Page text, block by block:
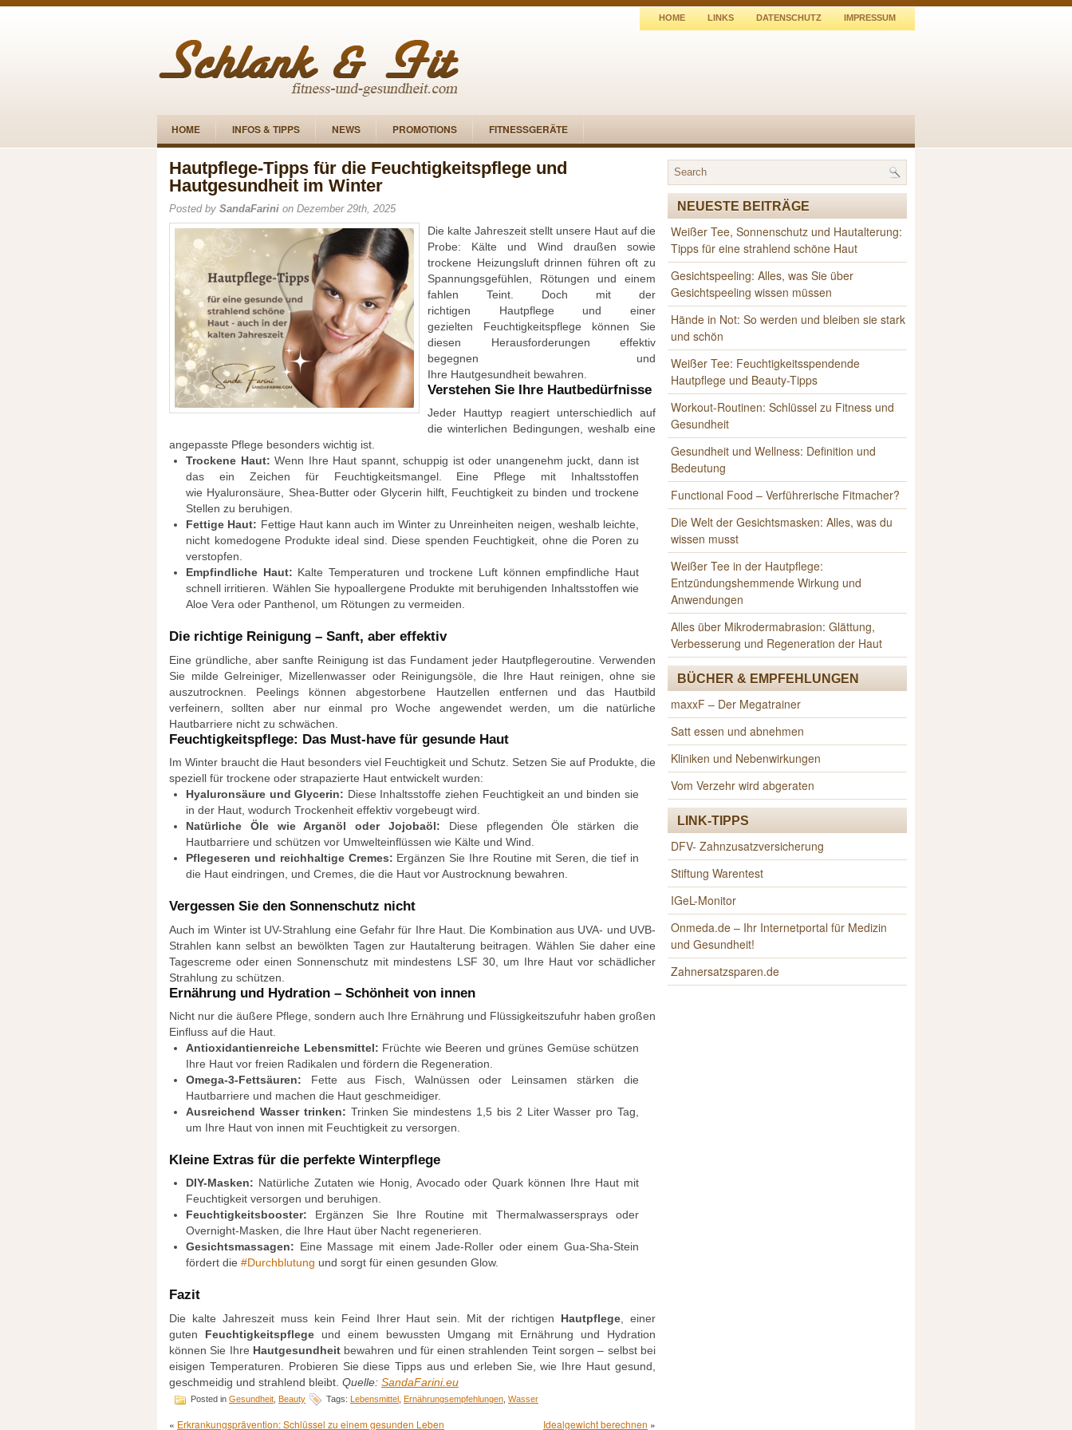
HOME LINKS DATENSCHUTZ IMPRESSUM
HOME INFOS & TIPPS NEWS PROMOTIONS FITNESSGERÄTE
Hautpflege-Tipps für die Feuchtigkeitspflege und
Hautgesundheit im Winter
Posted by SandaFarini on Dezember 29th, 2025
Die kalte Jahreszeit stellt unsere Haut auf die
Probe: Kälte und Wind draußen sowie
trockene Heizungsluft drinnen führen oft zu
Spannungsgefühlen, Rötungen und einem
fahlen Teint. Doch mit der
richtigen Hautpflege und einer
gezielten Feuchtigkeitspflege können Sie
diesen Herausforderungen effektiv
begegnen und
Ihre Hautgesundheit bewahren.
Verstehen Sie Ihre Hautbedürfnisse
Jeder Hauttyp reagiert unterschiedlich auf
die winterlichen Bedingungen, weshalb eine
angepasste Pflege besonders wichtig ist.
Trockene Haut: Wenn Ihre Haut spannt, schuppig ist oder unangenehm juckt, dann ist
das ein Zeichen für Feuchtigkeitsmangel. Eine Pflege mit Inhaltsstoffen
wie Hyaluronsäure, Shea-Butter oder Glycerin hilft, Feuchtigkeit zu binden und trockene
Stellen zu beruhigen.
Fettige Haut: Fettige Haut kann auch im Winter zu Unreinheiten neigen, weshalb leichte,
nicht komedogene Produkte ideal sind. Diese spenden Feuchtigkeit, ohne die Poren zu
verstopfen.
Empfindliche Haut: Kalte Temperaturen und trockene Luft können empfindliche Haut
schnell irritieren. Wählen Sie hypoallergene Produkte mit beruhigenden Inhaltsstoffen wie
Aloe Vera oder Panthenol, um Rötungen zu vermeiden.
Die richtige Reinigung – Sanft, aber effektiv
Eine gründliche, aber sanfte Reinigung ist das Fundament jeder Hautpflegeroutine. Verwenden
Sie milde Gelreiniger, Mizellenwasser oder Reinigungsöle, die Ihre Haut reinigen, ohne sie
auszutrocknen. Peelings können abgestorbene Hautzellen entfernen und das Hautbild
verfeinern, sollten aber nur einmal pro Woche angewendet werden, um die natürliche
Hautbarriere nicht zu schwächen.
Feuchtigkeitspflege: Das Must-have für gesunde Haut
Im Winter braucht die Haut besonders viel Feuchtigkeit und Schutz. Setzen Sie auf Produkte, die
speziell für trockene oder strapazierte Haut entwickelt wurden:
Hyaluronsäure und Glycerin: Diese Inhaltsstoffe ziehen Feuchtigkeit an und binden sie
in der Haut, wodurch Trockenheit effektiv vorgebeugt wird.
Natürliche Öle wie Arganöl oder Jojobaöl: Diese pflegenden Öle stärken die
Hautbarriere und schützen vor Umwelteinflüssen wie Kälte und Wind.
Pflegeseren und reichhaltige Cremes: Ergänzen Sie Ihre Routine mit Seren, die tief in
die Haut eindringen, und Cremes, die die Haut vor Austrocknung bewahren.
Vergessen Sie den Sonnenschutz nicht
Auch im Winter ist UV-Strahlung eine Gefahr für Ihre Haut. Die Kombination aus UVA- und UVB-
Strahlen kann selbst an bewölkten Tagen zur Hautalterung beitragen. Wählen Sie daher eine
Tagescreme oder einen Sonnenschutz mit mindestens LSF 30, um Ihre Haut vor schädlicher
Strahlung zu schützen.
Ernährung und Hydration – Schönheit von innen
Nicht nur die äußere Pflege, sondern auch Ihre Ernährung und Flüssigkeitszufuhr haben großen
Einfluss auf die Haut.
Antioxidantienreiche Lebensmittel: Früchte wie Beeren und grünes Gemüse schützen
Ihre Haut vor freien Radikalen und fördern die Regeneration.
Omega-3-Fettsäuren: Fette aus Fisch, Walnüssen oder Leinsamen stärken die
Hautbarriere und machen die Haut geschmeidiger.
Ausreichend Wasser trinken: Trinken Sie mindestens 1,5 bis 2 Liter Wasser pro Tag,
um Ihre Haut von innen mit Feuchtigkeit zu versorgen.
Kleine Extras für die perfekte Winterpflege
DIY-Masken: Natürliche Zutaten wie Honig, Avocado oder Quark können Ihre Haut mit
Feuchtigkeit versorgen und beruhigen.
Feuchtigkeitsbooster: Ergänzen Sie Ihre Routine mit Thermalwassersprays oder
Overnight-Masken, die Ihre Haut über Nacht regenerieren.
Gesichtsmassagen: Eine Massage mit einem Jade-Roller oder einem Gua-Sha-Stein
fördert die #Durchblutung und sorgt für einen gesunden Glow.
Fazit
Die kalte Jahreszeit muss kein Feind Ihrer Haut sein. Mit der richtigen Hautpflege , einer
guten Feuchtigkeitspflege und einem bewussten Umgang mit Ernährung und Hydration
können Sie Ihre Hautgesundheitbewahren und für einen strahlenden Teint sorgen – selbst bei
eisigen Temperaturen. Probieren Sie diese Tipps aus und erleben Sie, wie Ihre Haut gesund,
geschmeidig und strahlend bleibt. Quelle: SandaFarini.eu
Posted in Gesundheit Beauty Tags: Lebensmittel Ernährungsempfehlungen Wasser
« Erkrankungsprävention: Schlüssel zu einem gesunden Leben Idealgewicht berechnen »
NEUESTE BEITRÄGE
Weißer Tee, Sonnenschutz und Hautalterung:
Tipps für eine strahlend schöne Haut
Gesichtspeeling: Alles, was Sie über
Gesichtspeeling wissen müssen
Hände in Not: So werden und bleiben sie stark
und schön
Weißer Tee: Feuchtigkeitsspendende
Hautpflege und Beauty-Tipps
Workout-Routinen: Schlüssel zu Fitness und
Gesundheit
Gesundheit und Wellness: Definition und
Bedeutung
Functional Food – Verführerische Fitmacher?
Die Welt der Gesichtsmasken: Alles, was du
wissen musst
Weißer Tee in der Hautpflege:
Entzündungshemmende Wirkung und
Anwendungen
Alles über Mikrodermabrasion: Glättung,
Verbesserung und Regeneration der Haut
BÜCHER & EMPFEHLUNGEN
maxxF – Der Megatrainer
Satt essen und abnehmen
Kliniken und Nebenwirkungen
Vom Verzehr wird abgeraten
LINK-TIPPS
DFV- Zahnzusatzversicherung
Stiftung Warentest
IGeL-Monitor
Onmeda.de – Ihr Internetportal für Medizin
und Gesundheit!
Zahnersatzsparen.de